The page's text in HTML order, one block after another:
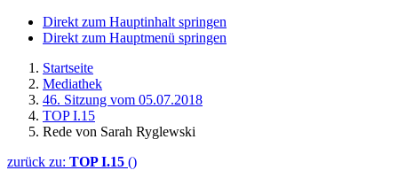
Direkt zum Hauptinhalt springen
Direkt zum Hauptmenü springen
Startseite
Mediathek
46. Sitzung vom 05.07.2018
TOP I.15
Rede von Sarah Ryglewski
zurück zu: TOP I.15 ()